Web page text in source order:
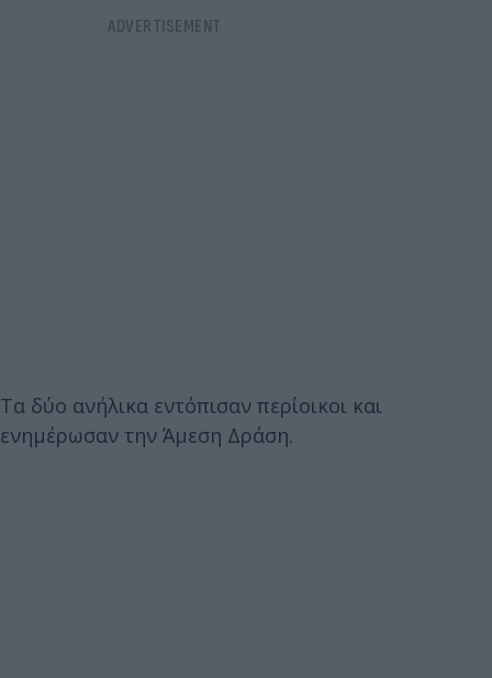
Τα δύο ανήλικα εντόπισαν περίοικοι και
ενημέρωσαν την Άμεση Δράση.